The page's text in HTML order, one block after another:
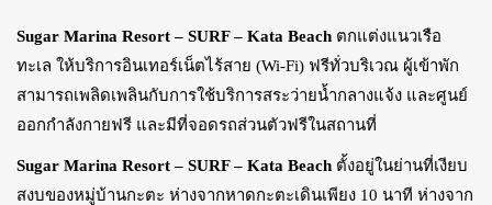
Sugar Marina Resort – SURF – Kata Beach ตกแต่งแนวเรือ
ทะเล ให้บริการอินเทอร์เน็ตไร้สาย (Wi-Fi) ฟรีทั่วบริเวณ ผู้เข้าพัก
สามารถเพลิดเพลินกับการใช้บริการสระว่ายน้ำกลางแจ้ง และศูนย์
ออกกำลังกายฟรี และมีที่จอดรถส่วนตัวฟรีในสถานที่
Sugar Marina Resort – SURF – Kata Beach ตั้งอยู่ในย่านที่เงียบ
สงบของหมู่บ้านกะตะ ห่างจากหาดกะตะเดินเพียง 10 นาที ห่างจาก